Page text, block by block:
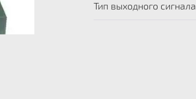
Тип выходного сигнала